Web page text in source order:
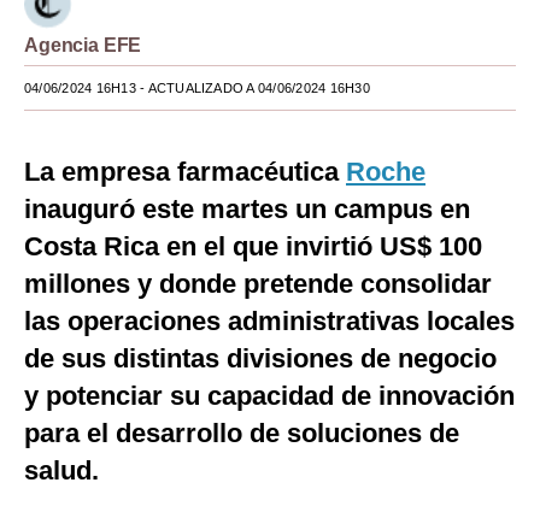
Viajes
Moda
Estilos
Mundo
EEUU
México
Internacional
Tecnología
Club del Suscriptor
Agencia EFE
04/06/2024 16H13- ACTUALIZADO A 04/06/2024 16H30
La empresa farmacéutica Roche
inauguró este martes un campus en
Costa Rica en el que invirtió US$ 100
millones y donde pretende consolidar
las operaciones administrativas locales
de sus distintas divisiones de negocio
y potenciar su capacidad de innovación
para el desarrollo de soluciones de
salud.